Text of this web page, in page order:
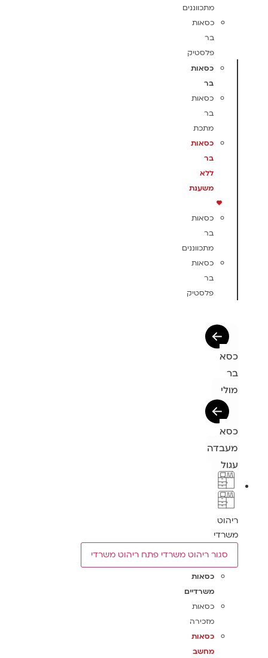
מתכווננים
כסאות
בר
פלסטיק
כסאות
בר
כסאות
בר
מתכת
כסאות
בר
ללא
משענת
כסאות
בר
מתכווננים
כסאות
בר
פלסטיק
כסא
בר
מולי
כסא
מעבדה
עגול
ריהוט
משרדי
סגור ריהוט משרדי פתח ריהוט משרדי
כסאות
משרדיים
כסאות
מזכירה
כסאות
מחשב